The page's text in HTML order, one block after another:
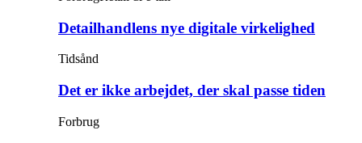
Detailhandlens nye digitale virkelighed
Tidsånd
Det er ikke arbejdet, der skal passe tiden
Forbrug